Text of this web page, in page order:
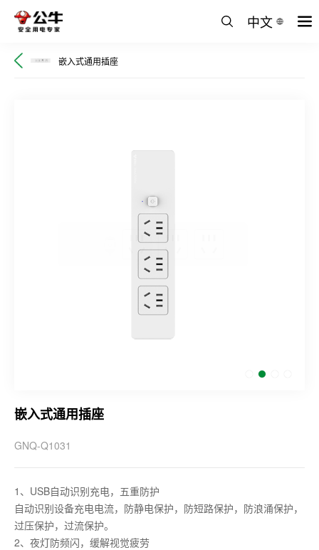
中文
嵌入式通用插座
嵌入式通用插座
GNQ-Q1031
1、USB自动识别充电，五重防护
自动识别设备充电电流，防静电保护，防短路保护，防浪涌保护，
过压保护，过流保护。
2、夜灯防频闪，缓解视觉疲劳